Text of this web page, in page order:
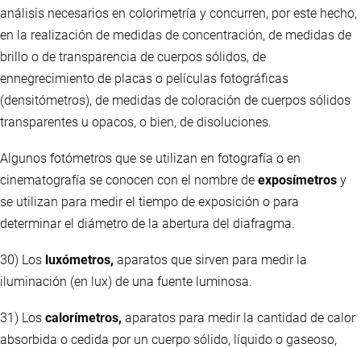
análisis necesarios en colorimetría y concurren, por este hecho,
en la realización de medidas de concentración, de medidas de
brillo o de transparencia de cuerpos sólidos, de
ennegrecimiento de placas o películas fotográficas
(densitómetros), de medidas de coloración de cuerpos sólidos
transparentes u opacos, o bien, de disoluciones.
Algunos fotómetros que se utilizan en fotografía o en
cinematografía se conocen con el nombre de exposímetros y
se utilizan para medir el tiempo de exposición o para
determinar el diámetro de la abertura del diafragma.
30) Los luxómetros, aparatos que sirven para medir la
iluminación (en lux) de una fuente luminosa.
31) Los calorímetros, aparatos para medir la cantidad de calor
absorbida o cedida por un cuerpo sólido, líquido o gaseoso,